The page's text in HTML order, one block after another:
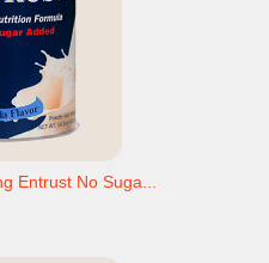
Entrust No Suga...